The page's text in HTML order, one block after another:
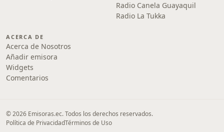
Radio Canela Guayaquil
Radio La Tukka
ACERCA DE
Acerca de Nosotros
Añadir emisora
Widgets
Comentarios
© 2026 Emisoras.ec. Todos los derechos reservados.
Política de PrivacidadTérminos de Uso